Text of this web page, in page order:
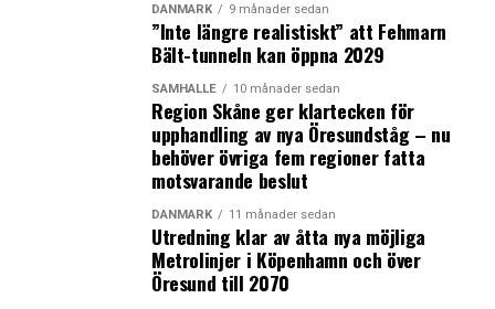
DANMARK 9 månader sedan
”Inte längre realistiskt” att Fehmarn
Bält-tunneln kan öppna 2029
SAMHÄLLE 10 månader sedan
Region Skåne ger klartecken för
upphandling av nya Öresundståg – nu
behöver övriga fem regioner fatta
motsvarande beslut
DANMARK 11 månader sedan
Utredning klar av åtta nya möjliga
Metrolinjer i Köpenhamn och över
Öresund till 2070